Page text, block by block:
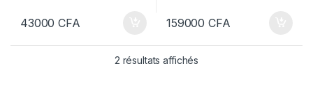
43000CFA 159000CFA
2 résultats affichés